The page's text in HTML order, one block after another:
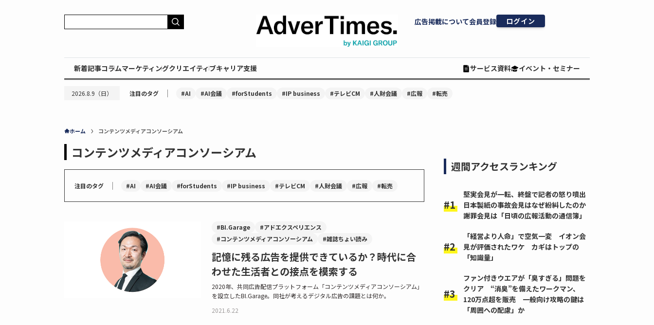
広告掲載について会員登録 ログイン
新着記事コラムマーケティングクリエイティブキャリア支援 サービス資料 イベント・セミナー
2026.8.9（日） 注目のタグ ｜ #AI #AI会議 #forStudents #IP business #テレビCM #人財会議 #広報 #転売
ホーム コンテンツメディアコンソーシアム
コンテンツメディアコンソーシアム
注目のタグ ｜ #AI #AI会議 #forStudents #IP business #テレビCM #人財会議 #広報 #転売
#BI.Garage
#アドエクスペリエンス
#コンテンツメディアコンソーシアム
#雑誌ちょい読み
記憶に残る広告を提供できているか？時代に合
わせた生活者との接点を模索する
2020年、共同広告配信プラットフォーム「コンテンツメディアコンソーシアム」
を設立したBI.Garage。同社が考えるデジタル広告の課題とは何か。
2021.6.22
週間アクセスランキング
堅実会見が一転、終盤で記者の怒り噴出
日本製紙の事故会見はなぜ紛糾したのか
謝罪会見は「日頃の広報活動の通信簿」
「経営より人命」で空気一変 イオン会
見が評価されたワケ カギはトップの
「知識量」
ファン付きウエアが「臭すぎる」問題を
クリア “消臭”を備えたワークマン、
120万点超を販売 一般向け攻略の鍵は
「周囲への配慮」か